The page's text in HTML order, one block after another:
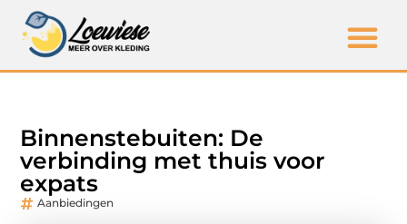
Binnenstebuiten: De
verbinding met thuis voor
expats
Aanbiedingen